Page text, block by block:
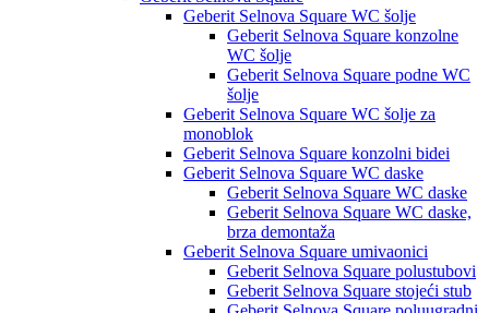
Geberit Selnova Square WC šolje
Geberit Selnova Square konzolne
WC šolje
Geberit Selnova Square podne WC
šolje
Geberit Selnova Square WC šolje za
monoblok
Geberit Selnova Square konzolni bidei
Geberit Selnova Square WC daske
Geberit Selnova Square WC daske
Geberit Selnova Square WC daske,
brza demontaža
Geberit Selnova Square umivaonici
Geberit Selnova Square polustubovi
Geberit Selnova Square stojeći stub